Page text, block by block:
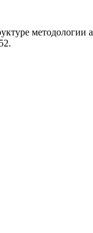
методологии